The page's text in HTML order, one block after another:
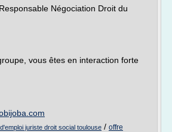
Négociation Droit du
vous êtes en interaction forte
juriste droit social toulouse / offre